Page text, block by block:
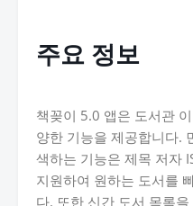
주요 정보
책꽂이 5.0 앱은 도서관
양한 기능을 제공합니다.
색하는 기능은 제목 저자
지원하여 원하는 도서를
다. 또한 신간 도서 목록